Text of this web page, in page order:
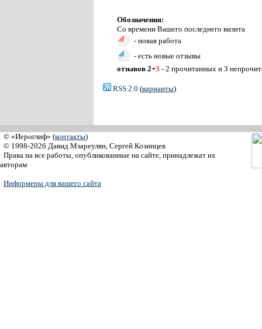
Обозначения:
Со времени Вашего последнего визита
- новая работа
- есть новые отзывы
отзывов 2+3 - 2 прочитанных и 3
RSS 2.0 (варианты)
© «Иероглиф» (контакты)
© 1998-2026 Давид Мзареулян, Сергей Козинцев
Права на все работы, опубликованные на сайте, принадлежат их
авторам
Информеры для вашего сайта